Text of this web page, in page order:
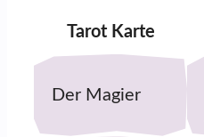
Tarot Karte
Der Magier